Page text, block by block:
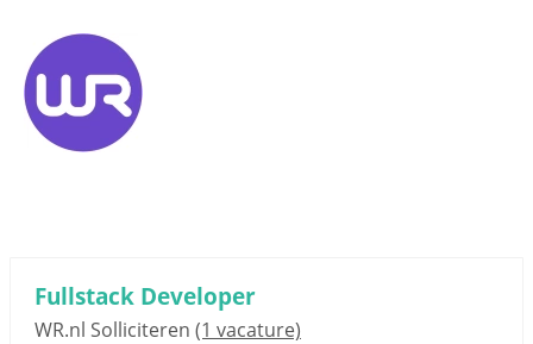
Fullstack Developer
WR.nl Solliciteren (1 vacature)